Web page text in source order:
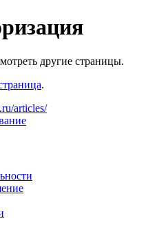
другие страницы.
.
articles/